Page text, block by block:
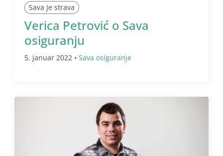
Sava je strava
Verica Petrović o Sava
osiguranju
5. januar 2022 • Sava osiguranje